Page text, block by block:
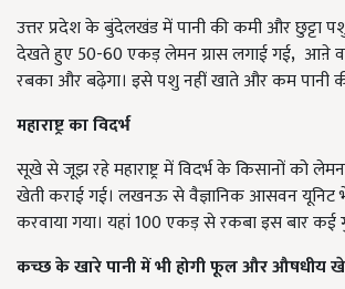
उत्तर प्रदेश के बुंदेलखंड में पानी की कमी और छुट्टा
देखते हुए 50-60 एकड़ लेमन ग्रास लगाई गई, आऩे
रबका और बढ़ेगा। इसे पशु नहीं खाते और कम पानी
महाराष्ट्र का विदर्भ
सूखे से जूझ रहे महाराष्ट्र में विदर्भ के किसानों को
खेती कराई गई। लखनऊ से वैज्ञानिक आसवन यूनिट
करवाया गया। यहां 100 एकड़ से रकबा इस बार कई
कच्छ के खारे पानी में भी होगी फूल और औषधीय